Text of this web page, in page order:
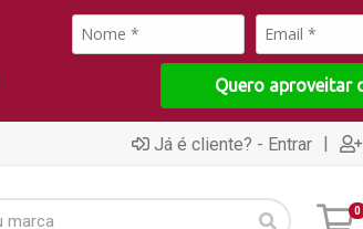
Quero aproveitar
Já é cliente? - Entrar |
0